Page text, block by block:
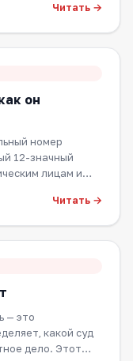
Читать →
он
номер
12-значный
лицам и…
Читать →
— это
какой суд
дело. Этот…